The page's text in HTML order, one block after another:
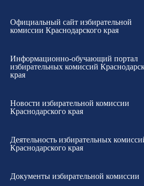
Официальный сайт избирательной
комиссии Краснодарского края
Информационно-обучающий портал
избирательных комиссий
края
Новости избирательной комиссии
Краснодарского края
Деятельность избирательных
Краснодарского края
Документы избирательной комиссии